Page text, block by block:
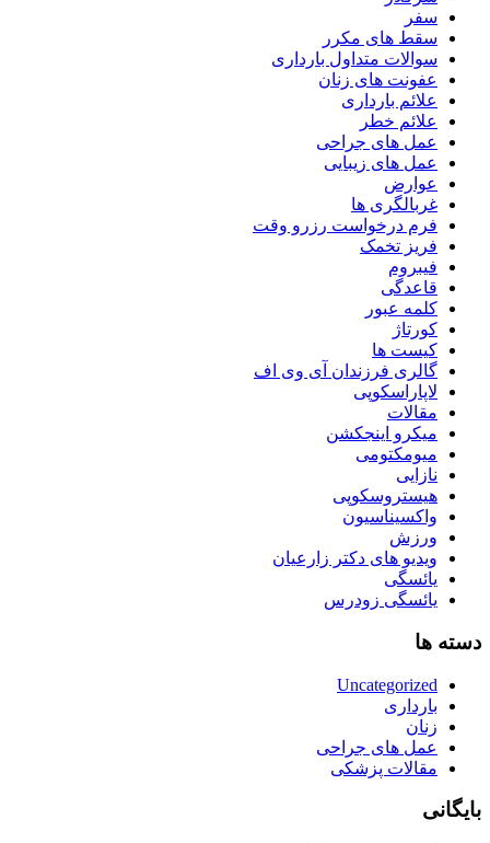
سفر
سقط های مکرر
سوالات متداول بارداری
عفونت های زنان
علائم بارداری
علائم خطر
عمل های جراحی
عمل های زیبایی
عوارض
غربالگری ها
فرم درخواست رزرو وقت
فریز تخمک
فیبروم
قاعدگی
کلمه عبور
کورتاژ
کیست ها
گالری فرزندان آی وی اف
لاپاراسکوپی
مقالات
میکرو اینجکشن
میومکتومی
نازایی
هیستروسکوپی
واکسیناسیون
ورزش
ویدیو های دکتر زارعیان
یائسگی
یائسگی زودرس
دسته ها
Uncategorized
بارداری
زنان
عمل های جراحی
مقالات پزشکی
بایگانی